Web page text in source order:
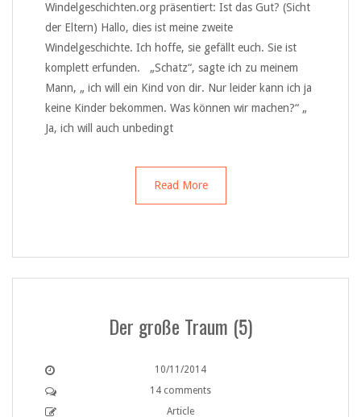
Windelgeschichten.org präsentiert: Ist das Gut? (Sicht
der Eltern) Hallo, dies ist meine zweite
Windelgeschichte. Ich hoffe, sie gefällt euch. Sie ist
komplett erfunden. „Schatz“, sagte ich zu meinem
Mann, „ ich will ein Kind von dir. Nur leider kann ich ja
keine Kinder bekommen. Was können wir machen?“ „
Ja, ich will auch unbedingt
Read More
Der große Traum (5)
10/11/2014
14 comments
Article